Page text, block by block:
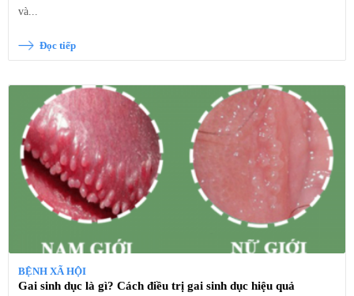
và...
Đọc tiếp
BỆNH XÃ HỘI
Gai sinh dục là gì? Cách điều trị gai sinh dục hiệu quả